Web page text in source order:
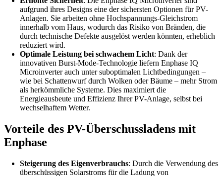
aufgrund ihres Designs eine der sichersten Optionen für PV-
Anlagen. Sie arbeiten ohne Hochspannungs-Gleichstrom
innerhalb vom Haus, wodurch das Risiko von Bränden, die
durch technische Defekte ausgelöst werden könnten, erheblich
reduziert wird.
Optimale Leistung bei schwachem Licht: Dank der
innovativen Burst-Mode-Technologie liefern Enphase IQ
Microinverter auch unter suboptimalen Lichtbedingungen –
wie bei Schattenwurf durch Wolken oder Bäume – mehr Strom
als herkömmliche Systeme. Dies maximiert die
Energieausbeute und Effizienz Ihrer PV-Anlage, selbst bei
wechselhaftem Wetter.
Vorteile des PV-Überschussladens mit
Enphase
Steigerung des Eigenverbrauchs: Durch die Verwendung des
überschüssigen Solarstroms für die Ladung von